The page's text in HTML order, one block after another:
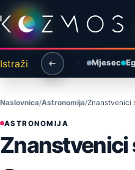
Preskoči na sadržaj
Istraži Mjesec
Naslovnica Astronomija Znanstvenici
ASTRONOMIJA
Znanstvenici